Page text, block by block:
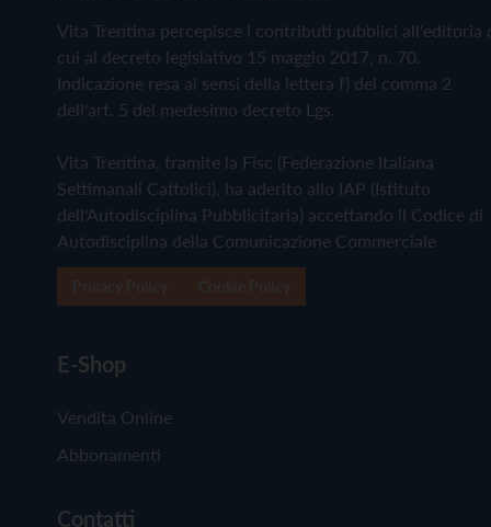
Vita Trentina percepisce i contributi pubblici all'editoria
cui al decreto legislativo 15 maggio 2017, n. 70.
Indicazione resa ai sensi della lettera f) del comma 2
dell'art. 5 del medesimo decreto Lgs.
Vita Trentina, tramite la Fisc (Federazione Italiana
Settimanali Cattolici), ha aderito allo IAP (Istituto
dell'Autodisciplina Pubblicitaria) accettando il Codice di
Autodisciplina della Comunicazione Commerciale
E-Shop
Vendita Online
Abbonamenti
Contatti